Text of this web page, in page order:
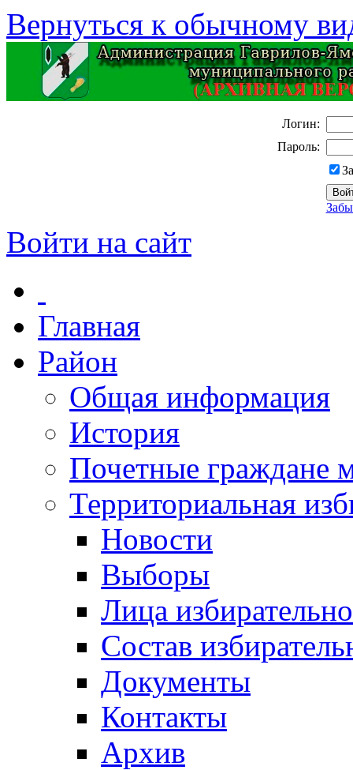
Вернуться к обычному
Логин:
Пароль:
Войти на сайт
Главная
Район
Общая информация
История
Почетные граждане
Территориальная
Новости
Выборы
Лица
Состав
Документы
Контакты
Архив